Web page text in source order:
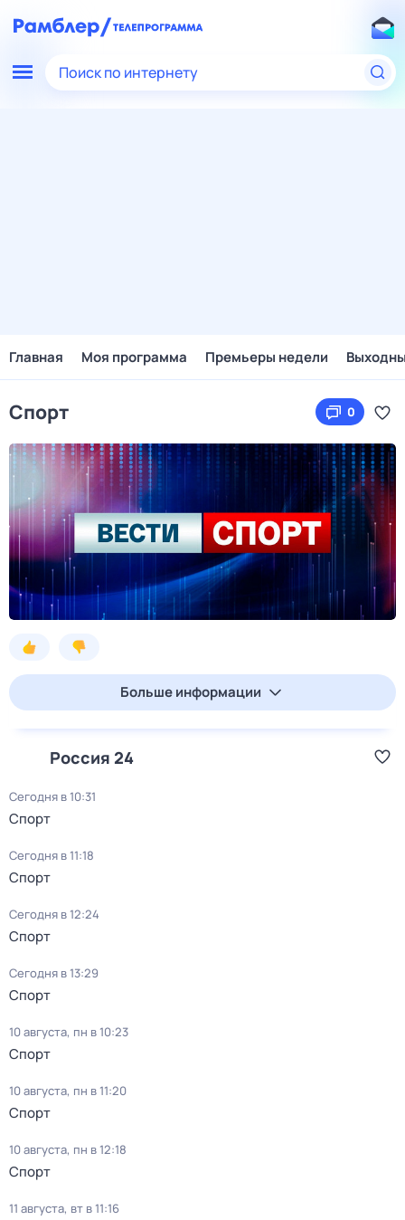
Поиск по интернету
Главная Моя программа Премьеры недели
Спорт 0
Больше информации
Россия 24
Сегодня в 10:31
Спорт
Сегодня в 11:18
Спорт
Сегодня в 12:24
Спорт
Сегодня в 13:29
Спорт
10 августа, пн в 10:23
Спорт
10 августа, пн в 11:20
Спорт
10 августа, пн в 12:18
Спорт
11 августа, вт в 11:16